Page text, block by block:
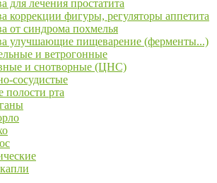
для лечения простатита
коррекции фигуры, регуляторы аппетита
от синдрома похмелья
улучшающие пищеварение (ферменты...)
и ветрогонные
и снотворные (ЦНС)
сосудистые
полости рта